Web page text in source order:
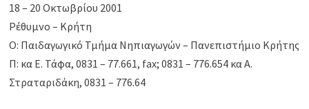
18 – 20 Οκτωβρίου 2001
Ρέθυμνο – Κρήτη
Ο: Παιδαγωγικό Τμήμα Νηπιαγωγών – Πανεπιστήμιο Κρήτης
Π: κα Ε. Τάφα, 0831 – 77.661, fax; 0831 – 776.654 κα Α.
Στραταριδάκη, 0831 – 776.64